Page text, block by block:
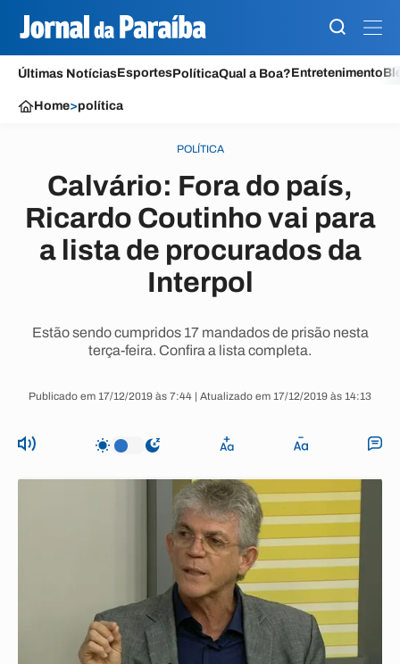
Últimas NotíciasEsportesPolíticaQual a Boa?Entretenimento
Home>política
POLÍTICA
Calvário: Fora do país,
Ricardo Coutinho vai para
a lista de procurados da
Interpol
Estão sendo cumpridos 17 mandados de prisão nesta
terça-feira. Confira a lista completa.
Publicado em 17/12/2019 às 7:44 | Atualizado em 17/12/2019 às 14:13